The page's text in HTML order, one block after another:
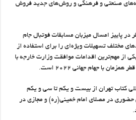
صنعتی و فرهنگی و روش‌های جدید فروش
پاییز امسال میزبان مسابقات فوتبال جام
مختلف تسهیلات ویژه‌ای را برای استفاده از
از مهم‌ترین اقدامات موافقت وزارت خارجه با
با جهام جهانی ۲۰۲۲ است.
کتاب تهران از بیست‌ و یکم تا سی‌ و یکم
در مصلای امام خمینی(ره) و مجازی در